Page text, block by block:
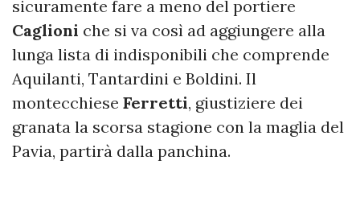
sicuramente fare a meno del portiere
Caglioni che si va così ad aggiungere alla
lunga lista di indisponibili che comprende
Aquilanti, Tantardini e Boldini. Il
montecchiese Ferretti, giustiziere dei
granata la scorsa stagione con la maglia del
Pavia, partirà dalla panchina.